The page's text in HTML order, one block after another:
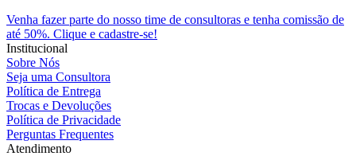
Venha fazer parte do nosso time de consultoras e tenha comissão de
até 50%. Clique e cadastre-se!
Institucional
Sobre Nós
Seja uma Consultora
Política de Entrega
Trocas e Devoluções
Política de Privacidade
Perguntas Frequentes
Atendimento